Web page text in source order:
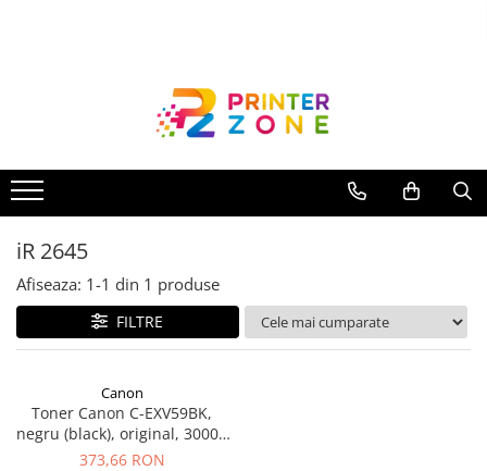
Imprimante cu jet
Multifunctionale laser
Multifunctionale cu jet
Imprimante etichete
Imprimante termice
Scanere
Accesorii imprimante
Accesorii multifunctionale
iR 2645
Afiseaza: 1-1 din 1 produse
FILTRE
Canon
Toner Canon C-EXV59BK,
negru (black), original, 30000
pagini
373,66 RON